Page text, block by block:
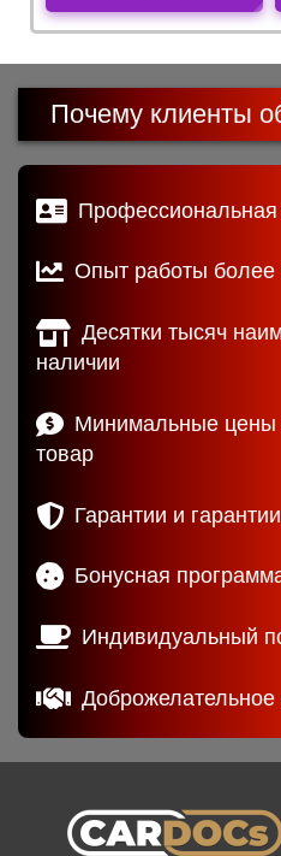
Почему клиенты
Опыт работы более
Десятки тысяч
наличии
Минимальные цены
товар
Гарантии и
Бонусная
Индивидуальный